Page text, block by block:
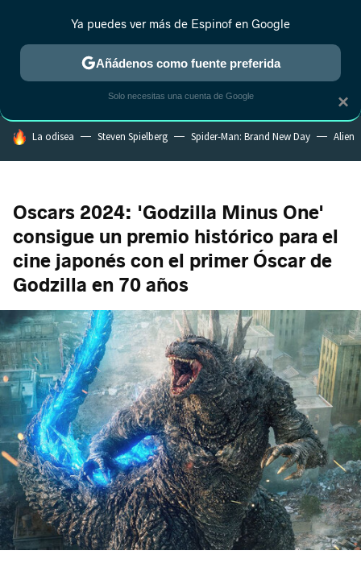
ESTRENOS REALITY ANIME RANKINGS CINE
HOY SE HABLA DE
La odisea Steven Spielberg Spider-Man: Brand New Day Alien
Oscars 2024: 'Godzilla Minus One'
consigue un premio histórico para el
cine japonés con el primer Óscar de
Godzilla en 70 años
×
Ya puedes ver más de Espinof en Google
Añádenos como fuente preferida
Solo necesitas una cuenta de Google